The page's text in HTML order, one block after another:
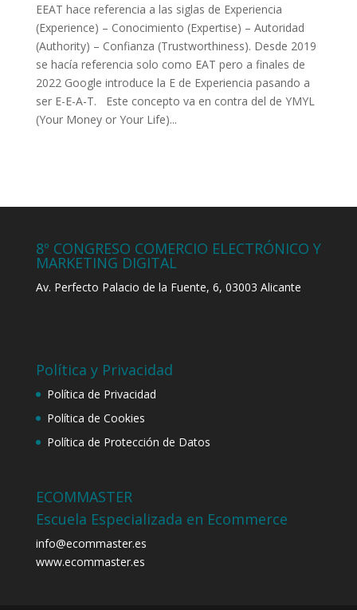
EEAT hace referencia a las siglas de Experiencia
(Experience) – Conocimiento (Expertise) – Autoridad
(Authority) – Confianza (Trustworthiness). Desde 2019
se hacía referencia solo como EAT pero a finales de
2022 Google introduce la E de Experiencia pasando a
ser E-E-A-T. Este concepto va en contra del de YMYL
(Your Money or Your Life)...
8º CONGRESO COMERCIO ELECTRÓNICO Y
MARKETING DIGITAL
Av. Perfecto Palacio de la Fuente, 6, 03003 Alicante
Política y Privacidad
Política de Privacidad
Política de Cookies
Política de Protección de Datos
ECOMMASTER
Escuela Especializada en Ecommerce
info@ecommaster.es
www.ecommaster.es